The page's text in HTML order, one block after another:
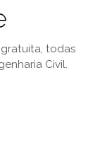
todas
Civil.